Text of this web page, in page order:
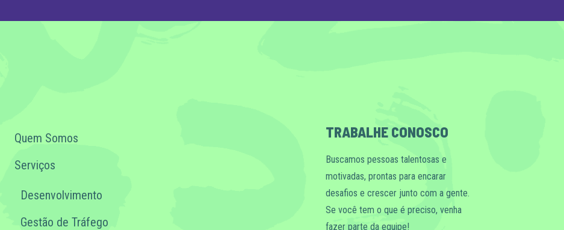
Quem Somos
Serviços
Desenvolvimento
Gestão de Tráfego
TRABALHE CONOSCO
Buscamos pessoas talentosas e
motivadas, prontas para encarar
desafios e crescer junto com a gente.
Se você tem o que é preciso, venha
fazer parte da equipe!